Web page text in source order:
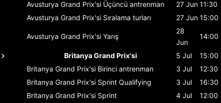
Avusturya Grand Prix'si Üçüncü antrenman 27 Jun 11:30
Avusturya Grand Prix'si Sıralama turları 27 Jun 15:00
Avusturya Grand Prix'si Yarış
28
Jun
14:00
Britanya Grand Prix'si 5 Jul
15:00
Britanya Grand Prix'si Birinci antrenman 3 Jul
12:30
Britanya Grand Prix'si Sprint Qualifying 3 Jul
16:30
Britanya Grand Prix'si Sprint 4 Jul
12:00